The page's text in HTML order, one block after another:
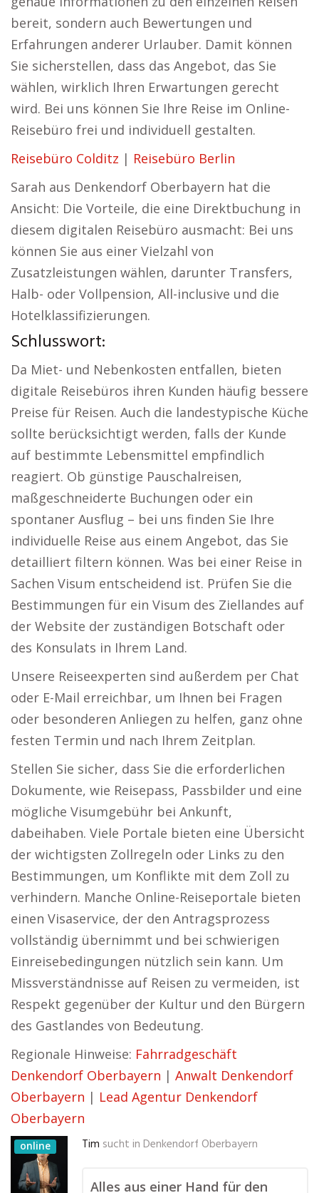
bereit, sondern auch Bewertungen und
Erfahrungen anderer Urlauber. Damit können
Sie sicherstellen, dass das Angebot, das Sie
wählen, wirklich Ihren Erwartungen gerecht
wird. Bei uns können Sie Ihre Reise im Online-
Reisebüro frei und individuell gestalten.
Reisebüro Colditz | Reisebüro Berlin
Sarah aus Denkendorf Oberbayern hat die
Ansicht: Die Vorteile, die eine Direktbuchung in
diesem digitalen Reisebüro ausmacht: Bei uns
können Sie aus einer Vielzahl von
Zusatzleistungen wählen, darunter Transfers,
Halb- oder Vollpension, All-inclusive und die
Hotelklassifizierungen.
Schlusswort:
Da Miet- und Nebenkosten entfallen, bieten
digitale Reisebüros ihren Kunden häufig bessere
Preise für Reisen. Auch die landestypische Küche
sollte berücksichtigt werden, falls der Kunde
auf bestimmte Lebensmittel empfindlich
reagiert. Ob günstige Pauschalreisen,
maßgeschneiderte Buchungen oder ein
spontaner Ausflug – bei uns finden Sie Ihre
individuelle Reise aus einem Angebot, das Sie
detailliert filtern können. Was bei einer Reise in
Sachen Visum entscheidend ist. Prüfen Sie die
Bestimmungen für ein Visum des Ziellandes auf
der Website der zuständigen Botschaft oder
des Konsulats in Ihrem Land.
Unsere Reiseexperten sind außerdem per Chat
oder E-Mail erreichbar, um Ihnen bei Fragen
oder besonderen Anliegen zu helfen, ganz ohne
festen Termin und nach Ihrem Zeitplan.
Stellen Sie sicher, dass Sie die erforderlichen
Dokumente, wie Reisepass, Passbilder und eine
mögliche Visumgebühr bei Ankunft,
dabeihaben. Viele Portale bieten eine Übersicht
der wichtigsten Zollregeln oder Links zu den
Bestimmungen, um Konflikte mit dem Zoll zu
verhindern. Manche Online-Reiseportale bieten
einen Visaservice, der den Antragsprozess
vollständig übernimmt und bei schwierigen
Einreisebedingungen nützlich sein kann. Um
Missverständnisse auf Reisen zu vermeiden, ist
Respekt gegenüber der Kultur und den Bürgern
des Gastlandes von Bedeutung.
Regionale Hinweise: Fahrradgeschäft
Denkendorf Oberbayern | Anwalt Denkendorf
Oberbayern | Lead Agentur Denkendorf
Oberbayern
online Tim sucht in Denkendorf Oberbayern
Alles aus einer Hand für den